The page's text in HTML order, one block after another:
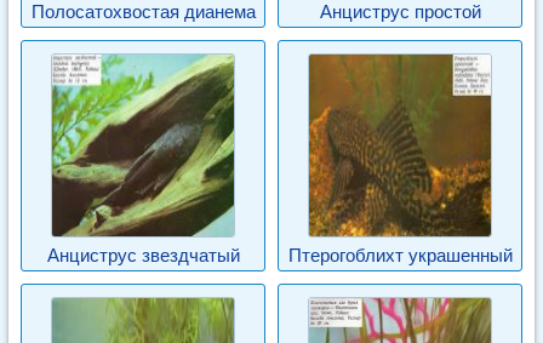
Полосатохвостая дианема Анциструс простой
Анциструс звездчатый Птерогоблихт украшенный